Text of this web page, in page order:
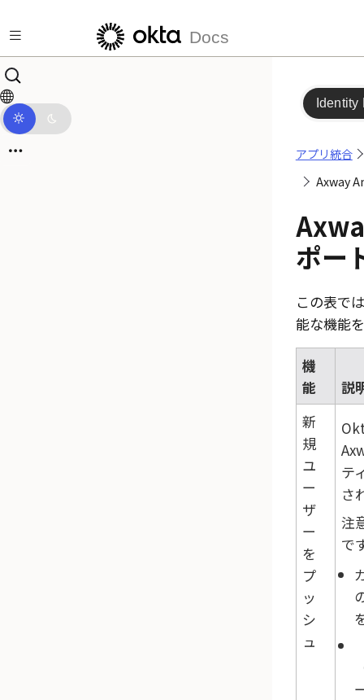
Docs
Identity
アプリ統合
Axway
ポー
この表で
能な機能
機
能
説
新
規
ユ
ー
ザ
ー
を
プ
ッ
シ
ュ
テ
さ
注
で